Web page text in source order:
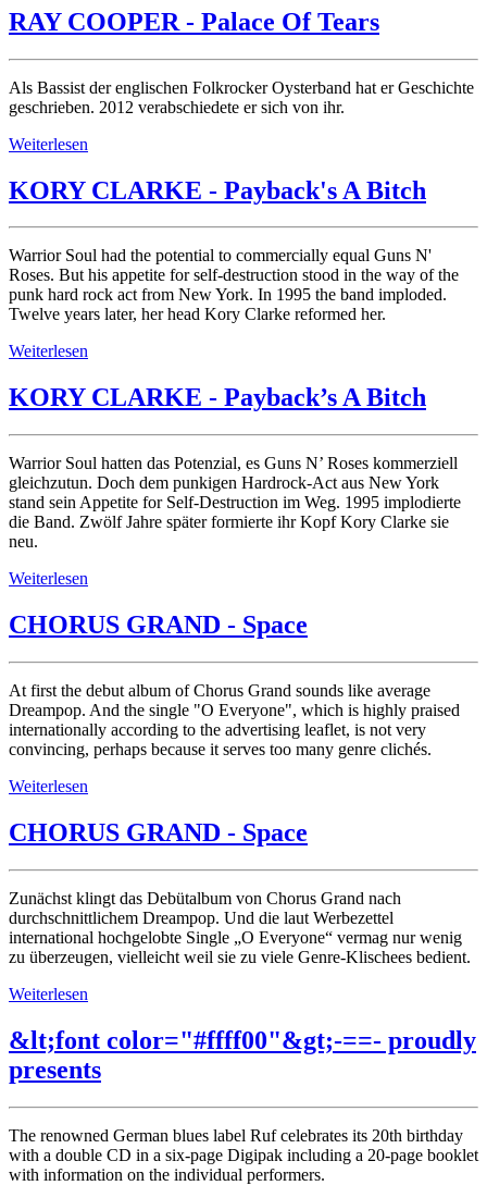
RAY COOPER - Palace Of Tears
Als Bassist der englischen Folkrocker Oysterband hat er Geschichte
geschrieben. 2012 verabschiedete er sich von ihr.
Weiterlesen
KORY CLARKE - Payback's A Bitch
Warrior Soul had the potential to commercially equal Guns N'
Roses. But his appetite for self-destruction stood in the way of the
punk hard rock act from New York. In 1995 the band imploded.
Twelve years later, her head Kory Clarke reformed her.
Weiterlesen
KORY CLARKE - Payback’s A Bitch
Warrior Soul hatten das Potenzial, es Guns N’ Roses kommerziell
gleichzutun. Doch dem punkigen Hardrock-Act aus New York
stand sein Appetite for Self-Destruction im Weg. 1995 implodierte
die Band. Zwölf Jahre später formierte ihr Kopf Kory Clarke sie
neu.
Weiterlesen
CHORUS GRAND - Space
At first the debut album of Chorus Grand sounds like average
Dreampop. And the single "O Everyone", which is highly praised
internationally according to the advertising leaflet, is not very
convincing, perhaps because it serves too many genre clichés.
Weiterlesen
CHORUS GRAND - Space
Zunächst klingt das Debütalbum von Chorus Grand nach
durchschnittlichem Dreampop. Und die laut Werbezettel
international hochgelobte Single „O Everyone“ vermag nur wenig
zu überzeugen, vielleicht weil sie zu viele Genre-Klischees bedient.
Weiterlesen
&lt;font color="#ffff00"&gt;-==- proudly
presents
The renowned German blues label Ruf celebrates its 20th birthday
with a double CD in a six-page Digipak including a 20-page booklet
with information on the individual performers.